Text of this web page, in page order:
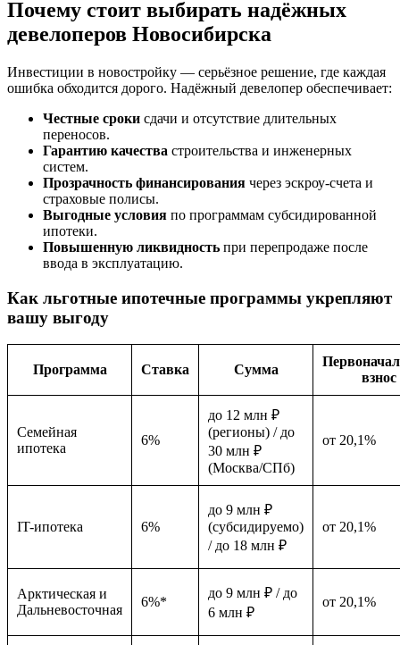
Почему стоит выбирать надёжных
девелоперов Новосибирска
Инвестиции в новостройку — серьёзное решение, где каждая
ошибка обходится дорого. Надёжный девелопер обеспечивает:
Честные сроки сдачи и отсутствие длительных
переносов.
Гарантию качества строительства и инженерных
систем.
Прозрачность финансирования через эскроу-счета и
страховые полисы.
Выгодные условия по программам субсидированной
ипотеки.
Повышенную ликвидность при перепродаже после
ввода в эксплуатацию.
Как льготные ипотечные программы укрепляют
вашу выгоду
Программа Ставка Сумма
взнос
Семейная
ипотека
6%
до 12 млн ₽
(регионы) / до
30 млн ₽
(Москва/СПб)
от 20,1%
IT-ипотека 6%
до 9 млн ₽
(субсидируемо)
/ до 18 млн ₽
от 20,1%
Арктическая и
Дальневосточная
6%*
до 9 млн ₽ / до
6 млн ₽
от 20,1%